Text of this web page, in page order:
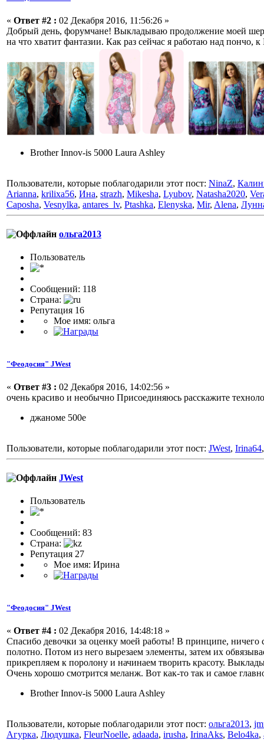
« Ответ #2 : 02 Декабря 2016, 11:56:26 »
Добрый день, форумчане! Выкладываю продолжение моей
на что хватит фантазии. Как раз сейчас я работаю над пончо,
Brother Innov-is 5000 Laura Ashley
Пользователи, которые поблагодарили этот пост: NinaZ,
Arianna, krilixa56, Ина, strazh, Mikesha, Lyubov, Natasha2020,
Caposha, Vesnylka, antares_lv, Ptashka, Elenyska, Mir, Alena,
ольга2013
Пользовaтeль
Сообщений: 118
Страна:
Репутация 16
Мое имя: ольга
"Феодосия" JWest
« Ответ #3 : 02 Декабря 2016, 14:02:56 »
очень красиво и необычно Присоединяюсь расскажите
джаноме 500е
Пользователи, которые поблагодарили этот пост: JWest, Irina64
JWest
Пользовaтeль
Сообщений: 83
Страна:
Репутация 27
Мое имя: Ирина
"Феодосия" JWest
« Ответ #4 : 02 Декабря 2016, 14:48:18 »
Спасибо девочки за оценку моей работы! В принципе, ничего
полотно. Потом из него вырезаем элементы, затем их
прикрепляем к поролону и начинаем творить красоту.
Очень хорошо смотрится меланж. Вот как-то так и самое
Brother Innov-is 5000 Laura Ashley
Пользователи, которые поблагодарили этот пост: ольга2013,
Агурка, Людушка, FleurNoelle, adaada, irusha, IrinaAks, Belo4ka,